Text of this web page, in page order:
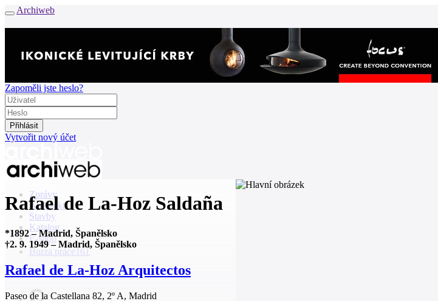
Archiweb
Zapoměli jste heslo?
Vytvořit nový účet
Zprávy
Architekti
Stavby
Katalog
E-shop
Burza práce 161
en
Rafael de La-Hoz Saldaña
*1892–Madrid, Španělsko
†2. 9. 1949–Madrid, Španělsko
Rafael de La-Hoz Arquitectos
Paseo de la Castellana 82, 2º A, Madrid